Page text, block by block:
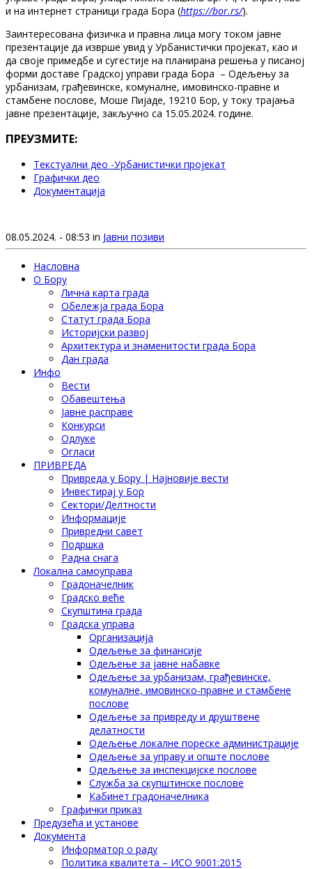
и на интернет страници града Бора (https://bor.rs/).
Заинтересована физичка и правна лица могу током јавне
презентације да изврше увид у Урбанистички пројекат, као и
да своје примедбе и сугестије на планирана решења у писаној
форми доставе Градској управи града Бора – Одељењу за
урбанизам, грађевинске, комуналне, имовинско-правне и
стамбене послове, Моше Пијаде, 19210 Бор, у току трајања
јавне презентације, закључно са 15.05.2024. године.
ПРЕУЗМИТЕ:
Текстуални део -Урбанистички пројекат
Графички део
Документација
08.05.2024. - 08:53 in Јавни позиви
Насловна
О Бору
Лична карта града
Обележја града Бора
Статут града Бора
Историјски развој
Архитектура и знаменитости града Бора
Дан града
Инфо
Вести
Обавештења
Јавне расправе
Конкурси
Одлуке
Огласи
ПРИВРЕДА
Привреда у Бору | Најновије вести
Инвестирај у Бор
Сектори/Делтности
Информације
Привредни савет
Подршка
Радна снага
Локална самоуправа
Градоначелник
Градско веће
Скупштина града
Градска управа
Организација
Одељење за финансије
Одељење за јавне набавке
Одељење за урбанизам, грађевинске,
комуналне, имовинско-правне и стамбене
послове
Одељење за привреду и друштвене
делатности
Одељење локалне пореске администрације
Одељење за управу и опште послове
Одељење за инспекцијске послове
Служба за скупштинске послове
Кабинет градоначелника
Графички приказ
Предузећа и установе
Документа
Информатор о раду
Политика квалитета – ИСО 9001:2015